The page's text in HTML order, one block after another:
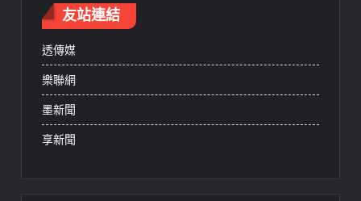
友站連結
透傳媒
樂聯網
墨新聞
享新聞